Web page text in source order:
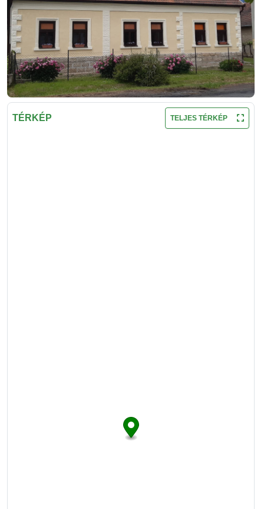
TÉRKÉP TELJES TÉRKÉP